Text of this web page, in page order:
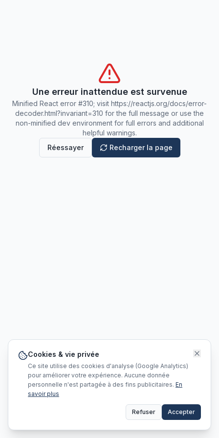
Une erreur inattendue est survenue
Minified React error #310; visit https://reactjs.org/docs/error-
decoder.html?invariant=310 for the full message or use the
non-minified dev environment for full errors and additional
helpful warnings.
Réessayer
Recharger la page
Cookies & vie privée
Ce site utilise des cookies d'analyse (Google Analytics)
pour améliorer votre expérience. Aucune donnée
personnelle n'est partagée à des fins publicitaires. En
savoir plus
Refuser Accepter